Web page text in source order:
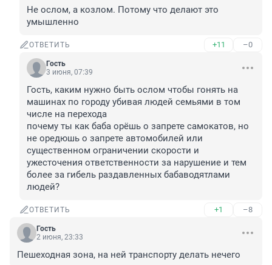
Не ослом, а козлом. Потому что делают это
умышленно
ОТВЕТИТЬ +11 –0
Гость
3 июня, 07:39
Гость, каким нужно быть ослом чтобы гонять на
машинах по городу убивая людей семьями в том
числе на перехода
почему ты как баба орёшь о запрете самокатов, но
не оредюшь о запрете автомобилей или
существенном ограничении скорости и
ужесточения ответственности за нарушение и тем
более за гибель раздавленных бабаводятлами
людей?
ОТВЕТИТЬ +1 –8
Гость
2 июня, 23:33
Пешеходная зона, на ней транспорту делать нечего